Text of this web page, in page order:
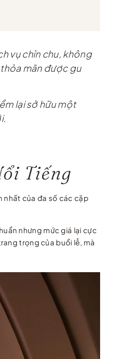
vụ chỉn chu, không
mãn được gu
lại sở hữu một
Tiếng
nhất của đa số các cặp
nhưng mức giá lại cực
trọng của buổi lễ, mà